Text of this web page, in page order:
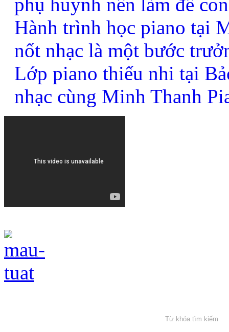
Hành trình học piano tại
nốt nhạc là một bước
Lớp piano thiếu nhi tại
nhạc cùng Minh Thanh